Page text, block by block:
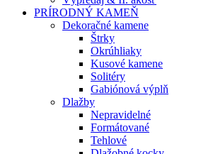
PRÍRODNÝ KAMEŇ
Dekoračné kamene
Štrky
Okrúhliaky
Kusové kamene
Solitéry
Gabiónová výplň
Dlažby
Nepravidelné
Formátované
Tehlové